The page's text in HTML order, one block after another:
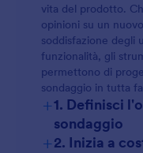
vita del prodotto.
opinioni su un
soddisfazione degli
funzionalità, gli
permettono di
sondaggio in tutta
+1. Definisci
sondaggio
+2. Inizia a